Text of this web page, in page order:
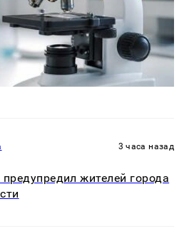
3 часа назад
жителей города